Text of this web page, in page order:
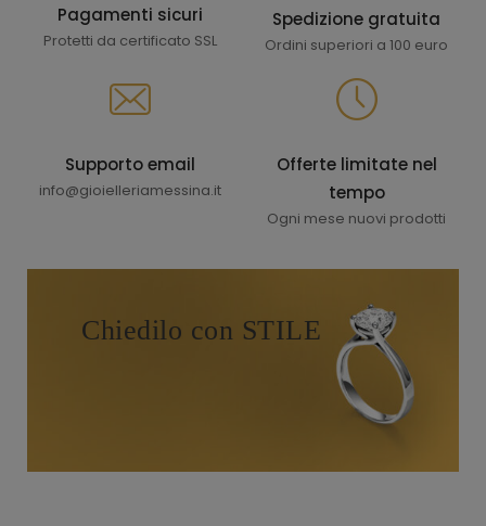
Pagamenti sicuri
Protetti da certificato SSL
Spedizione gratuita
Ordini superiori a 100 euro
Supporto email
info@gioielleriamessina.it
Offerte limitate nel
tempo
Ogni mese nuovi prodotti
Chiedilo con STILE